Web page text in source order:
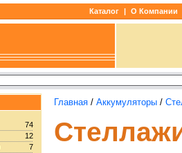
Каталог | О Компании
74
12
7
Главная / Аккумуляторы /